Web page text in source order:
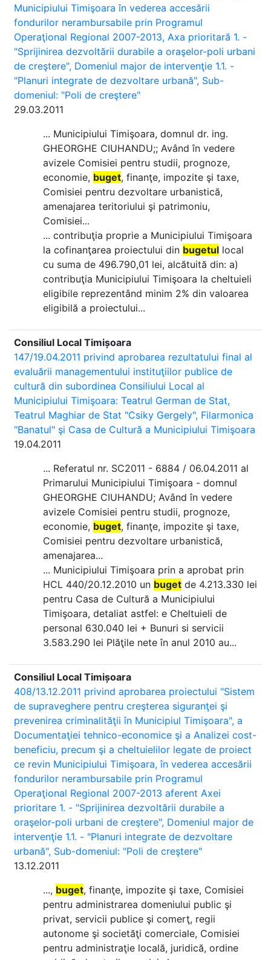
Municipiului Timişoara în vederea accesării
fondurilor nerambursabile prin Programul
Operaţional Regional 2007-2013, Axa prioritară 1. -
"Sprijinirea dezvoltării durabile a oraşelor-poli urbani
de creştere", Domeniul major de intervenţie 1.1. -
"Planuri integrate de dezvoltare urbană", Sub-
domeniul: "Poli de creştere"
29.03.2011
... Municipiului Timişoara, domnul dr. ing.
GHEORGHE CIUHANDU;; Având în vedere
avizele Comisiei pentru studii, prognoze,
economie, buget, finanţe, impozite şi taxe,
Comisiei pentru dezvoltare urbanistică,
amenajarea teritoriului şi patrimoniu,
Comisiei...
... contribuţia proprie a Municipiului Timişoara
la cofinanţarea proiectului din bugetul local
cu suma de 496.790,01 lei, alcătuită din: a)
contribuţia Municipiului Timişoara la cheltuieli
eligibile reprezentând minim 2% din valoarea
eligibilă a proiectului...
Consiliul Local Timișoara
147/19.04.2011 privind aprobarea rezultatului final al
evaluării managementului instituţiilor publice de
cultură din subordinea Consiliului Local al
Municipiului Timişoara: Teatrul German de Stat,
Teatrul Maghiar de Stat "Csiky Gergely", Filarmonica
"Banatul" şi Casa de Cultură a Municipiului Timişoara
19.04.2011
... Referatul nr. SC2011 - 6884 / 06.04.2011 al
Primarului Municipiului Timişoara - domnul
GHEORGHE CIUHANDU; Având în vedere
avizele Comisiei pentru studii, prognoze,
economie, buget, finanţe, impozite şi taxe,
Comisiei pentru dezvoltare urbanistică,
amenajarea...
... Municipiului Timişoara prin a aprobat prin
HCL 440/20.12.2010 un buget de 4.213.330 lei
pentru Casa de Cultură a Municipiului
Timişoara, detaliat astfel: e Cheltuieli de
personal 630.040 lei + Bunuri si servicii
3.583.290 lei Plăţile nete în anul 2010 au...
Consiliul Local Timișoara
408/13.12.2011 privind aprobarea proiectului "Sistem
de supraveghere pentru creşterea siguranţei şi
prevenirea criminalităţii în Municipiul Timişoara", a
Documentaţiei tehnico-economice şi a Analizei cost-
beneficiu, precum şi a cheltuielilor legate de proiect
ce revin Municipiului Timişoara, în vederea accesării
fondurilor nerambursabile prin Programul
Operaţional Regional 2007-2013 aferent Axei
prioritare 1. - "Sprijinirea dezvoltării durabile a
oraşelor-poli urbani de creştere", Domeniul major de
intervenţie 1.1. - "Planuri integrate de dezvoltare
urbană", Sub-domeniul: "Poli de creştere"
13.12.2011
..., buget, finanţe, impozite şi taxe, Comisiei
pentru administrarea domeniului public şi
privat, servicii publice şi comerţ, regii
autonome şi societăţi comerciale, Comisiei
pentru administraţie locală, juridică, ordine